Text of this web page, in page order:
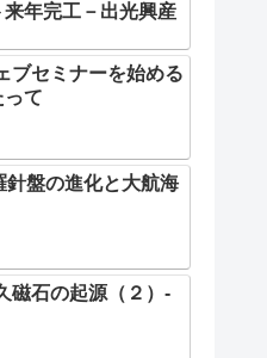
来年完工－出光興産
ブセミナーを始める
って
針盤の進化と大航海
磁石の起源（２）-